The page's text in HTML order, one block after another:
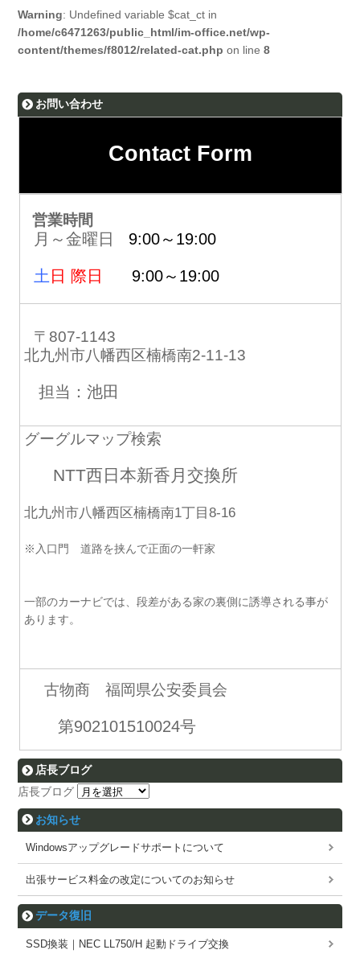
Warning: Undefined variable $cat_ct in
/home/c6471263/public_html/im-office.net/wp-
content/themes/f8012/related-cat.php on line8
お問い合わせ
Contact Form
営業時間
月～金曜日 9:00～19:00
土 日 際日 9:00～19:00
〒807-1143
北九州市八幡西区楠橋南2-11-13
担当：池田
グーグルマップ検索
NTT西日本新香月交換所
北九州市八幡西区楠橋南1丁目8-16
※入口門 道路を挟んで正面の一軒家
一部のカーナビでは、段差がある家の裏側に誘導される事が
あります。
古物商 福岡県公安委員会
第902101510024号
店長ブログ
店長ブログ
お知らせ
Windowsアップグレードサポートについて
出張サービス料金の改定についてのお知らせ
データ復旧
SSD換装｜NEC LL750/H 起動ドライブ交換